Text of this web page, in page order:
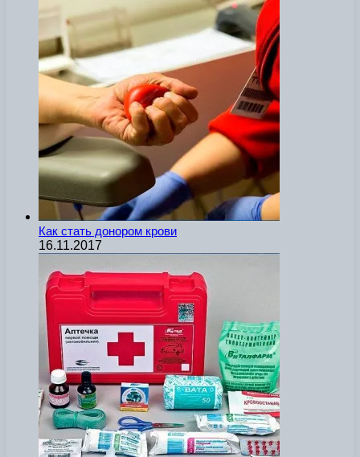
Как стать донором крови
16.11.2017